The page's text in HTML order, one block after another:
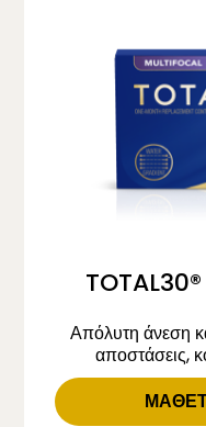
Απόλυτη άνεση
αποστάσεις,